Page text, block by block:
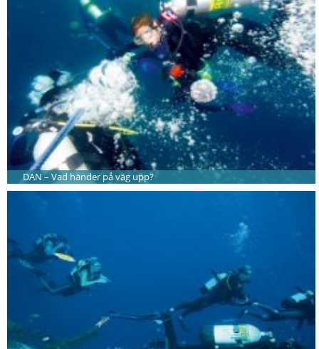
DAN – Vad händer på väg upp?